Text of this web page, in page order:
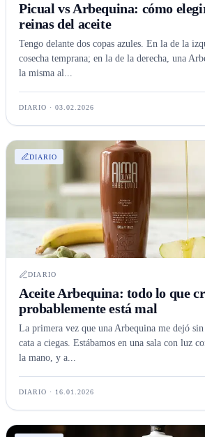
Picual vs Arbequina: cómo
reinas del aceite
Tengo delante dos copas azules. En la de la
cosecha temprana; en la de la derecha, una
la misma al...
DIARIO · 03.02.2026
DIARIO
DIARIO
Aceite Arbequina: todo lo que
probablemente está mal
La primera vez que una Arbequina me dejó
cata a ciegas. Estábamos en una sala con luz
la mano, y a...
DIARIO · 16.01.2026